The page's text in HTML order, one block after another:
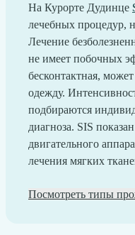
На Курорте Дудинце
лечебных процедур,
Лечение
не имеет побочных
бесконтактная,
одежду.
подбираются
диагноза. SIS
двигательного
лечения мягких
Посмотреть типы